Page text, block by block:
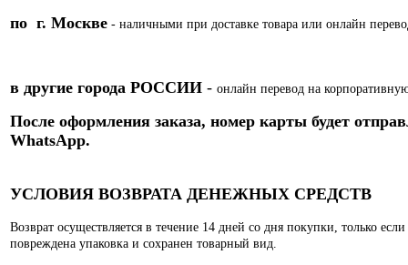
по г. Москве - наличными при доставке товара или онлайн
в другие города РОССИИ - онлайн перевод на
После оформления заказа, номер карты будет
WhatsApp.
УСЛОВИЯ ВОЗВРАТА ДЕНЕЖНЫХ СРЕДСТВ
Возврат осуществляется в течение 14 дней со дня покупки, только
повреждена упаковка и сохранен товарный вид.